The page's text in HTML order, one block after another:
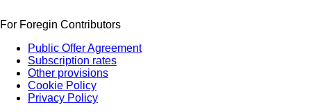
For Foregin Contributors
Public Offer Agreement
Subscription rates
Other provisions
Cookie Policy
Privacy Policy